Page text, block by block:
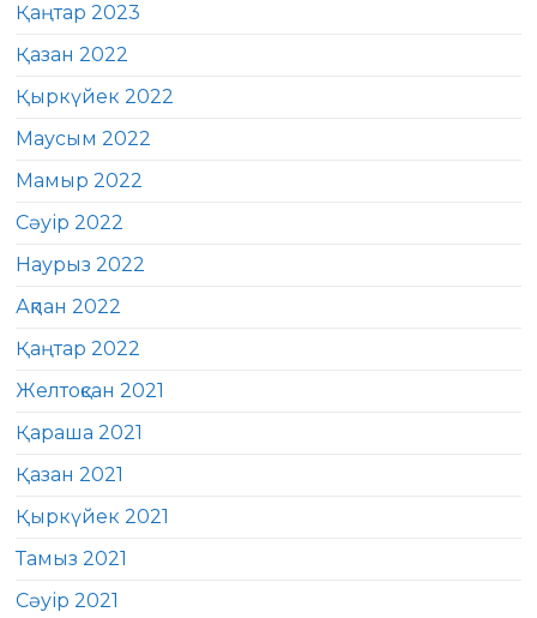
Қаңтар 2023
Қазан 2022
Қыркүйек 2022
Маусым 2022
Мамыр 2022
Сәуір 2022
Наурыз 2022
Ақпан 2022
Қаңтар 2022
Желтоқсан 2021
Қараша 2021
Қазан 2021
Қыркүйек 2021
Тамыз 2021
Сәуір 2021